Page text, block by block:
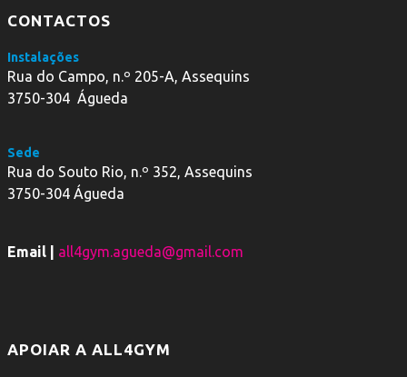
CONTACTOS
Instalações
Rua do Campo, n.º 205-A, Assequins
3750-304 Águeda
Sede
Rua do Souto Rio, n.º 352, Assequins
3750-304 Águeda
Email | all4gym.agueda@gmail.com
APOIAR A ALL4GYM